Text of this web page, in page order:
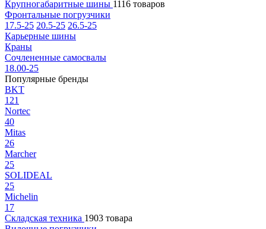
Крупногабаритные шины 1116 товаров
Фронтальные погрузчики
17.5-25 20.5-25 26.5-25
Карьерные шины
Краны
Сочлененные самосвалы
18.00-25
Популярные бренды
BKT
121
Nortec
40
Mitas
26
Marcher
25
SOLIDEAL
25
Michelin
17
Складская техника 1903 товара